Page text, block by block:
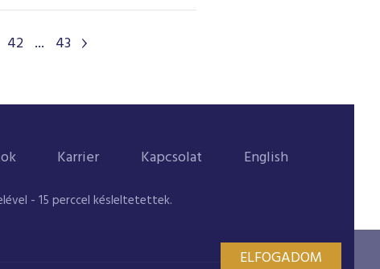
42 ... 43
Karrier Kapcsolat English
- 15 perccel késleltetettek.
ELFOGADOM